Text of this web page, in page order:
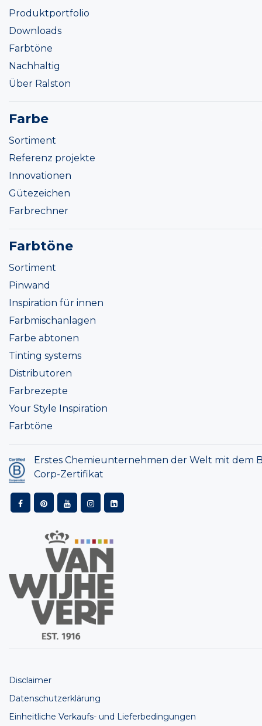
Produktportfolio
Downloads
Farbtöne
Nachhaltig
Über Ralston
Farbe
Sortiment
Referenz projekte
Innovationen
Gütezeichen
Farbrechner
Farbtöne
Sortiment
Pinwand
Inspiration für innen
Farbmischanlagen
Farbe abtonen
Tinting systems
Distributoren
Farbrezepte
Your Style Inspiration
Farbtöne
Erstes Chemieunternehmen der Welt mit dem
Corp-Zertifikat
Disclaimer
Datenschutzerklärung
Einheitliche Verkaufs- und Lieferbedingungen